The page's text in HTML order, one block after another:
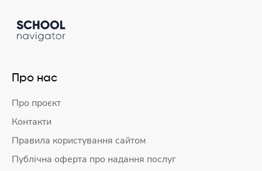
Про нас
Про проєкт
Контакти
Правила користування сайтом
Публічна оферта про надання послуг